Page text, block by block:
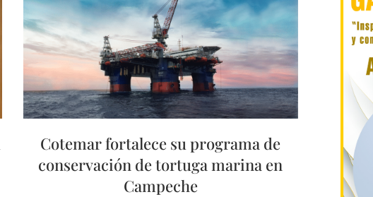
Cotemar fortalece su programa de
conservación de tortuga marina en
Campeche